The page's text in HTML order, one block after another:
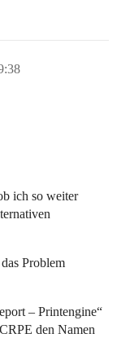
ich so weiter
Problem
– Printengine“
den Namen